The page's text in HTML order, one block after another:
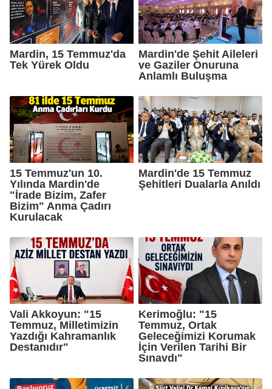
Mardin, 15 Temmuz'da
Tek Yürek Oldu
Mardin'de Şehit Aileleri
ve Gaziler Onuruna
Anlamlı Buluşma
15 Temmuz'un 10.
Yılında Mardin'de
"İrade Bizim, Zafer
Bizim" Anma Çadırı
Kurulacak
Mardin'de 15 Temmuz
Şehitleri Dualarla Anıldı
Vali Akkoyun: "15
Temmuz, Milletimizin
Yazdığı Kahramanlık
Destanıdır"
Kerimoğlu: "15
Temmuz, Ortak
Geleceğimizi Korumak
İçin Verilen Tarihi Bir
Sınavdı"